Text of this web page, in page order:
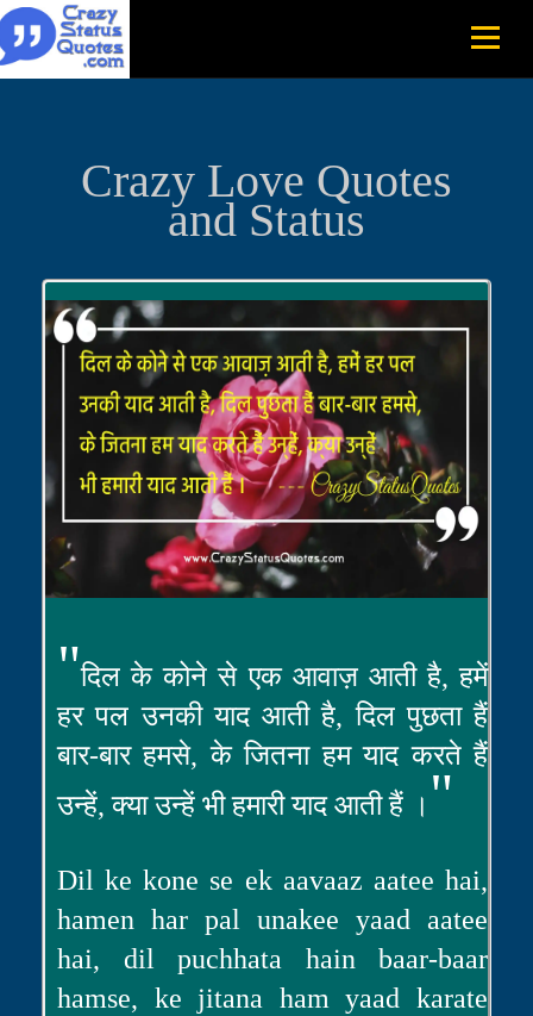
Crazy Love Quotes
and Status
"दिल के कोने से एक आवाज़ आती है, हमें
हर पल उनकी याद आती है, दिल पुछता हैं
बार-बार हमसे, के जितना हम याद करते हैं
उन्हें, क्या उन्हें भी हमारी याद आती हैं । "
Dil ke kone se ek aavaaz aatee hai,
hamen har pal unakee yaad aatee
hai, dil puchhata hain baar-baar
hamse, ke jitana ham yaad karate